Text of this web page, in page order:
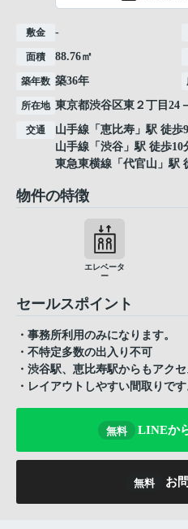
敷金 -
面積 88.76㎡
築年数 築36年
所在地 東京都渋谷区東 ２丁目24
交通 山手線 「 恵比寿 」駅 徒歩
山手線 「 渋谷 」駅 徒歩10
東急東横線 「 代官山 」駅
物件の特徴
エレベータ
ー
セールスポイント
・事務所利用のみになります。
・不特定多数の出入り不可
・渋谷駅、恵比寿駅からもアク
・レイアウトしやすい間取りです
無料 LINEか
無料 お